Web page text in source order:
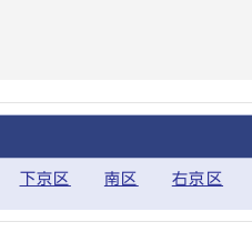
下京区 南区 右京区